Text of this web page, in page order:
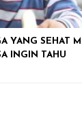
YANG SEHAT
INGIN TAHU